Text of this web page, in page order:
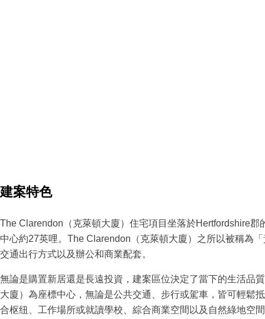
建案特色
The Clarendon（克萊頓大廈）住宅項目坐落於Hertfordshire郡
中心約27英哩。The Clarendon（克萊頓大廈）之所以被稱為
交通出行方式以及辦公和商業配套。
無論是購置新居還是長遠投資，建案區位決定了當下的生活品
大廈）為座標中心，無論是公共交通、步行或駕車，皆可輕鬆
合枢纽、工作場所或就讀學校、綜合商業空間以及自然綠地空